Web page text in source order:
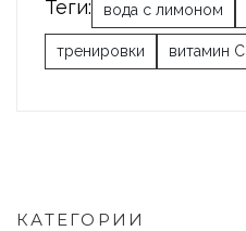
Теги: вода с лимоном
тренировки витамин C
КАТЕГОРИИ